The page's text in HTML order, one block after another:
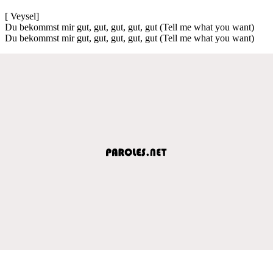
[ Veysel]
Du bekommst mir gut, gut, gut, gut, gut (Tell me what you want)
Du bekommst mir gut, gut, gut, gut, gut (Tell me what you want)